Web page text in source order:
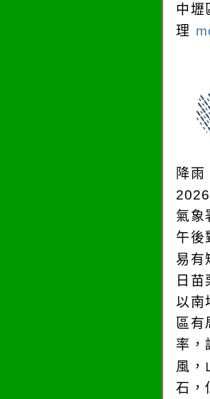
中壢
理
降雨
氣象
午後
易有
日苗
以南
區有
率，
風，
石，